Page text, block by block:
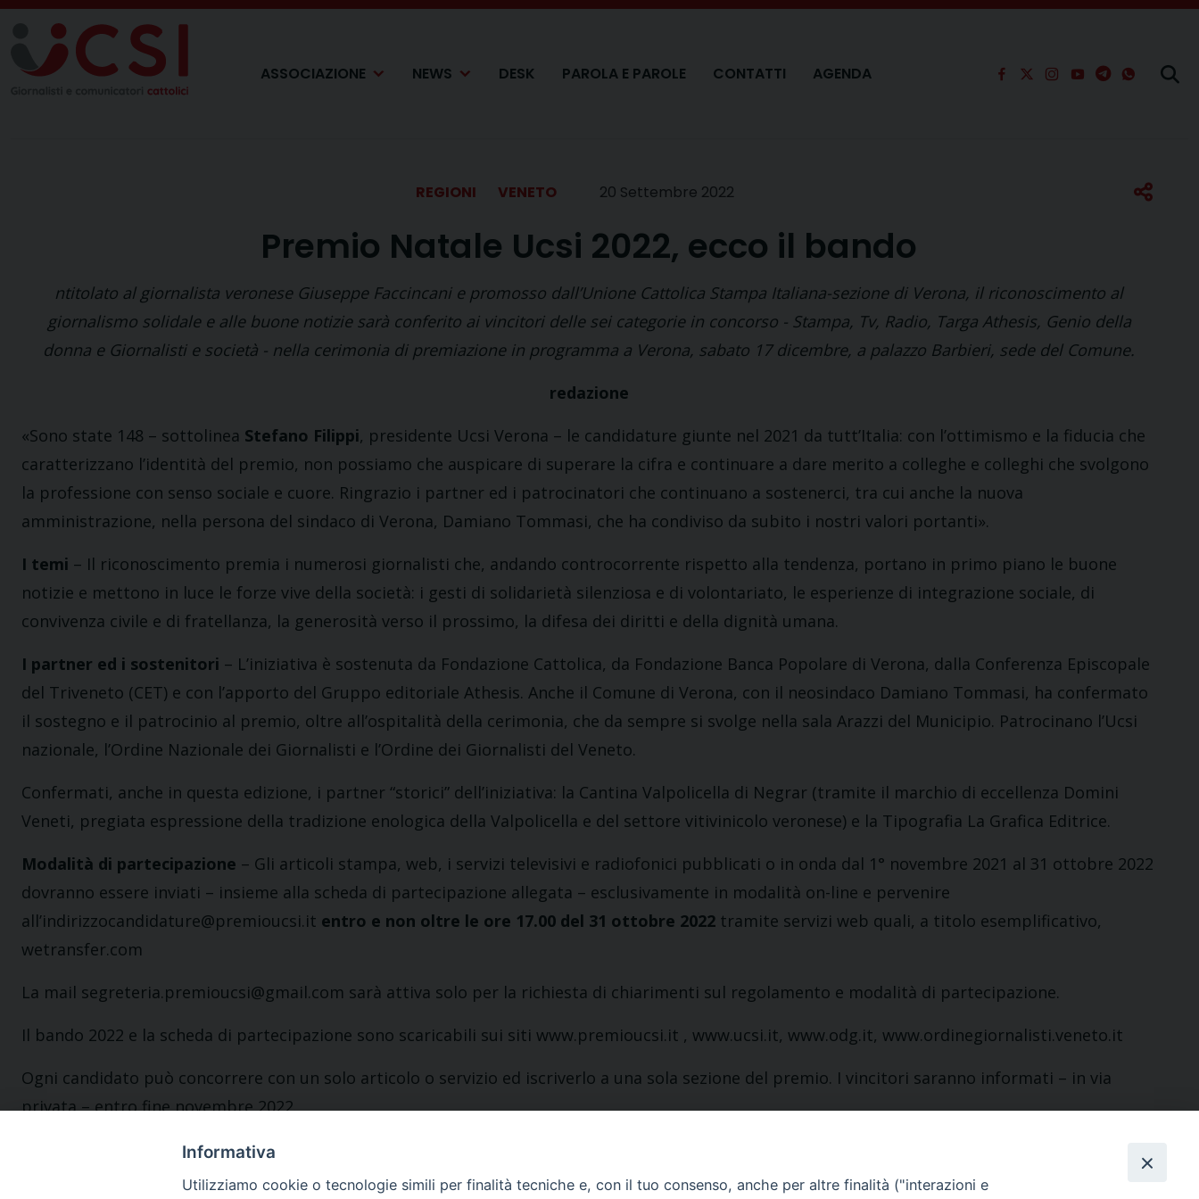
Skip
content
ASSOCIAZIONE
NEWS DESK PAROLA E PAROLE CONTATTI AGENDA
REGIONI VENETO 20 Settembre 2022
Premio Natale Ucsi 2022, ecco il bando
ntitolato al giornalista veronese Giuseppe Faccincani e promosso dall’Unione Cattolica Stampa Italiana-sezione di Verona, il riconoscimento al
giornalismo solidale e alle buone notizie sarà conferito ai vincitori delle sei categorie in concorso - Stampa, Tv, Radio, Targa Athesis, Genio della
donna e Giornalisti e società - nella cerimonia di premiazione in programma a Verona, sabato 17 dicembre, a palazzo Barbieri, sede del Comune.
redazione
«Sono state 148 – sottolinea Stefano Filippi, presidente Ucsi Verona – le candidature giunte nel 2021 da tutt’Italia: con l’ottimismo e la fiducia che
caratterizzano l’identità del premio, non possiamo che auspicare di superare la cifra e continuare a dare merito a colleghe e colleghi che svolgono
la professione con senso sociale e cuore. Ringrazio i partner ed i patrocinatori che continuano a sostenerci, tra cui anche la nuova
amministrazione, nella persona del sindaco di Verona, Damiano Tommasi, che ha condiviso da subito i nostri valori portanti».
I temi – Il riconoscimento premia i numerosi giornalisti che, andando controcorrente rispetto alla tendenza, portano in primo piano le buone
notizie e mettono in luce le forze vive della società: i gesti di solidarietà silenziosa e di volontariato, le esperienze di integrazione sociale, di
convivenza civile e di fratellanza, la generosità verso il prossimo, la difesa dei diritti e della dignità umana.
I partner ed i sostenitori – L’iniziativa è sostenuta da Fondazione Cattolica, da Fondazione Banca Popolare di Verona, dalla Conferenza Episcopale
del Triveneto (CET) e con l’apporto del Gruppo editoriale Athesis. Anche il Comune di Verona, con il neosindaco Damiano Tommasi, ha confermato
il sostegno e il patrocinio al premio, oltre all’ospitalità della cerimonia, che da sempre si svolge nella sala Arazzi del Municipio. Patrocinano l’Ucsi
nazionale, l’Ordine Nazionale dei Giornalisti e l’Ordine dei Giornalisti del Veneto.
Confermati, anche in questa edizione, i partner “storici” dell’iniziativa: la Cantina Valpolicella di Negrar (tramite il marchio di eccellenza Domini
Veneti, pregiata espressione della tradizione enologica della Valpolicella e del settore vitivinicolo veronese) e la Tipografia La Grafica Editrice.
Modalità di partecipazione – Gli articoli stampa, web, i servizi televisivi e radiofonici pubblicati o in onda dal 1° novembre 2021 al 31 ottobre 2022
dovranno essere inviati – insieme alla scheda di partecipazione allegata – esclusivamente in modalità on-line e pervenire
all’indirizzocandidature@premioucsi.it entro e non oltre le ore 17.00 del 31 ottobre 2022 tramite servizi web quali, a titolo esemplificativo,
wetransfer.com
La mail segreteria.premioucsi@gmail.com sarà attiva solo per la richiesta di chiarimenti sul regolamento e modalità di partecipazione.
Il bando 2022 e la scheda di partecipazione sono scaricabili sui siti www.premioucsi.it , www.ucsi.it, www.odg.it, www.ordinegiornalisti.veneto.it
Ogni candidato può concorrere con un solo articolo o servizio ed iscriverlo a una sola sezione del premio. I vincitori saranno informati – in via
privata – entro fine novembre 2022.
Informativa
Utilizziamo cookie o tecnologie simili per finalità tecniche e, con il tuo consenso, anche per altre finalità ("interazioni e